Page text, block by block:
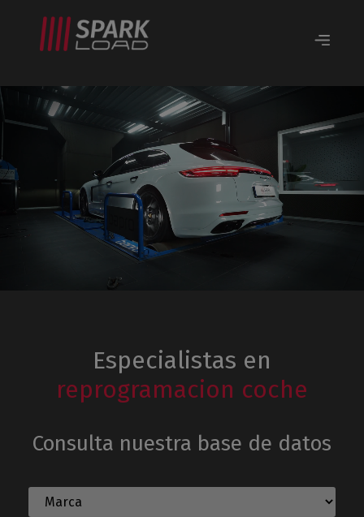
Especialistas en
reprogramacion coche
Consulta nuestra base de datos